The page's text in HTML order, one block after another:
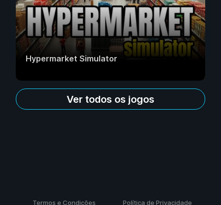
Hypermarket Simulator
Ver todos os jogos
Termos e Condições Política de Privacidade